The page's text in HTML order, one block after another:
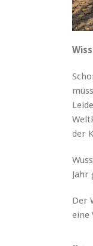
der
Jahr
Der
eine